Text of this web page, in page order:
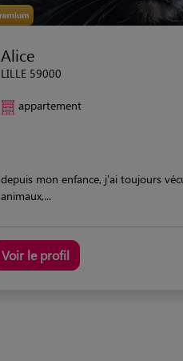
Alice
LILLE 59000
appartement
depuis mon enfance, j'ai toujours
animaux,...
Voir le profil